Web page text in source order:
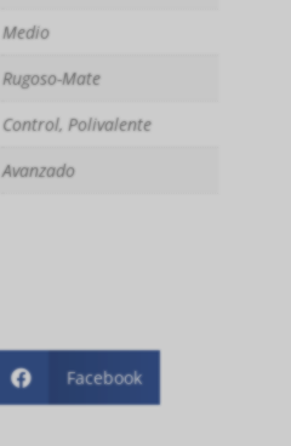
Medio
Rugoso-Mate
Control, Polivalente
Avanzado
 Facebook